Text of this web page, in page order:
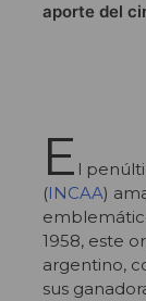
aporte del
E l
(INCAA)
1958, este
argentino,
sus